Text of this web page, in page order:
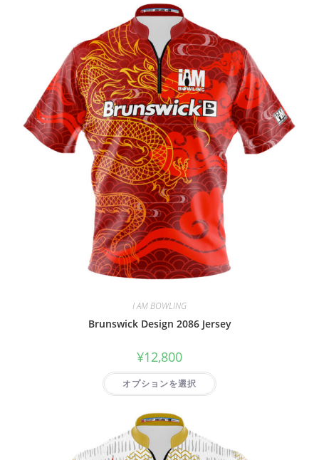
I AM BOWLING
Brunswick Design 2086 Jersey
¥12,800
オプションを選択